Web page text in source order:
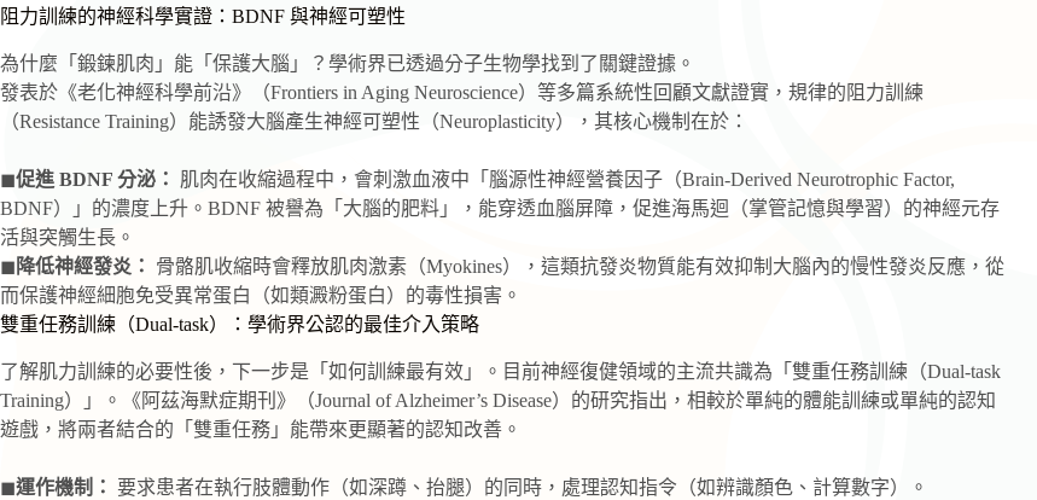
阻力訓練的神經科學實證：BDNF 與神經可塑性
為什麼「鍛鍊肌肉」能「保護大腦」？學術界已透過分子生物學找到了關鍵證據。
發表於《老化神經科學前沿》（Frontiers in Aging Neuroscience）等多篇系統性回顧文獻證實，規律的阻力訓練
（Resistance Training）能誘發大腦產生神經可塑性（Neuroplasticity），其核心機制在於：
◼促進 BDNF 分泌：
肌肉在收縮過程中，會刺激血液中「腦源性神經營養因子（Brain-Derived Neurotrophic Factor,
BDNF）」的濃度上升。BDNF 被譽為「大腦的肥料」，能穿透血腦屏障，促進海馬迴（掌管記憶與學習）的神經元存
活與突觸生長。
◼ 降低神經發炎：
骨骼肌收縮時會釋放肌肉激素（Myokines），這類抗發炎物質能有效抑制大腦內的慢性發炎反應，從
而保護神經細胞免受異常蛋白（如類澱粉蛋白）的毒性損害。
雙重任務訓練（Dual-task）：學術界公認的最佳介入策略
了解肌力訓練的必要性後，下一步是「如何訓練最有效」。目前神經復健領域的主流共識為「雙重任務訓練（Dual-task
Training）」。《阿茲海默症期刊》（Journal of Alzheimer’s Disease）的研究指出，相較於單純的體能訓練或單純的認知
遊戲，將兩者結合的「雙重任務」能帶來更顯著的認知改善。
◼運作機制： 要求患者在執行肢體動作（如深蹲、抬腿）的同時，處理認知指令（如辨識顏色、計算數字）。